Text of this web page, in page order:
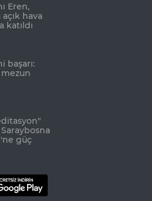
Eren,
hava
katıldı
başarı:
mezun
Saraybosna
güç